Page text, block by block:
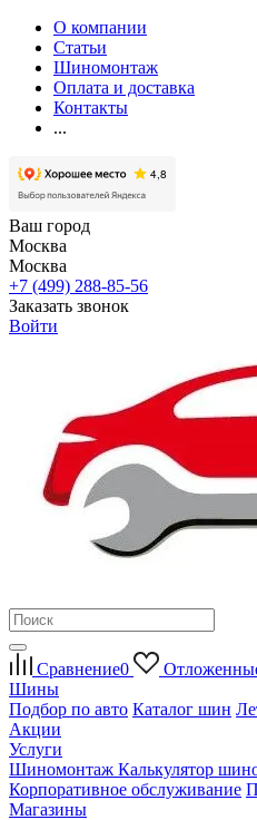
О компании
Статьи
Шиномонтаж
Оплата и доставка
Контакты
...
Ваш город
Москва
Москва
+7 (499) 288-85-56
Заказать звонок
Войти
Сравнение0
Шины
Подбор по авто Каталог шин
Акции
Услуги
Шиномонтаж Калькулятор
Корпоративное обслуживание
Магазины